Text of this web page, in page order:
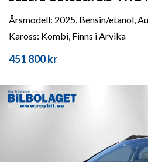
Årsmodell: 2025, Bensin/etanol,
Kaross: Kombi, Finns i Arvika
451 800 kr